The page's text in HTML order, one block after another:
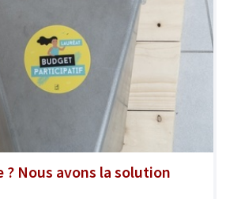
? Nous avons la solution